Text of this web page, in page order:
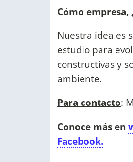
Cómo
Nuestra idea es
estudio para
constructivas y
ambiente.
Para contacto:
Conoce más en
Facebook.